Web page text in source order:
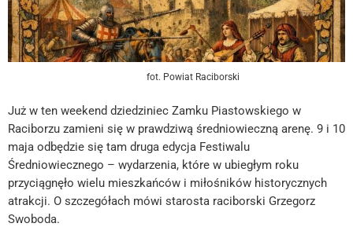
fot. Powiat Raciborski
Już w ten weekend dziedziniec Zamku Piastowskiego w
Raciborzu zamieni się w prawdziwą średniowieczną arenę. 9 i 10
maja odbędzie się tam druga edycja Festiwalu
Średniowiecznego – wydarzenia, które w ubiegłym roku
przyciągnęło wielu mieszkańców i miłośników historycznych
atrakcji. O szczegółach mówi starosta raciborski Grzegorz
Swoboda.